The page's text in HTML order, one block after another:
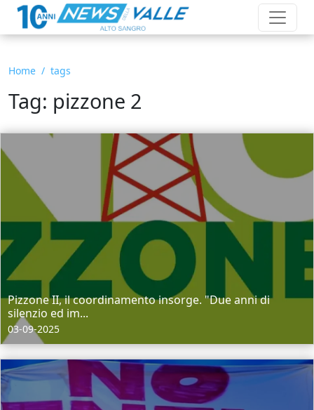
Home tags
Tag: pizzone 2
Pizzone II, il coordinamento insorge. "Due anni di
silenzio ed im...
03-09-2025